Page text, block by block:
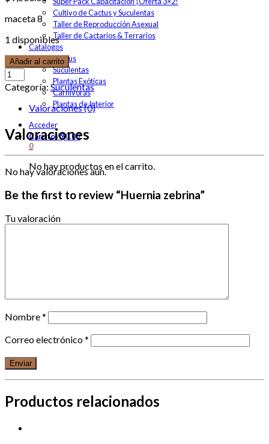
Cultivo de Cactus y Suculentas
Taller de Reproducción Asexual
Taller de Cactarios & Terrarios
Catalogos
Cactus
Suculentas
Plantas Exóticas
Carnívoras
Plantas de Interior
Acceder
Carrito/$0.00
0
No hay productos en el carrito.
maceta 8
1 disponibles
Añadir al carrito
Categoría: Suculentas
Valoraciones (0)
Valoraciones
No hay valoraciones aún.
Be the first to review “Huernia zebrina”
Tu valoración
Nombre*
Correo electrónico*
Productos relacionados